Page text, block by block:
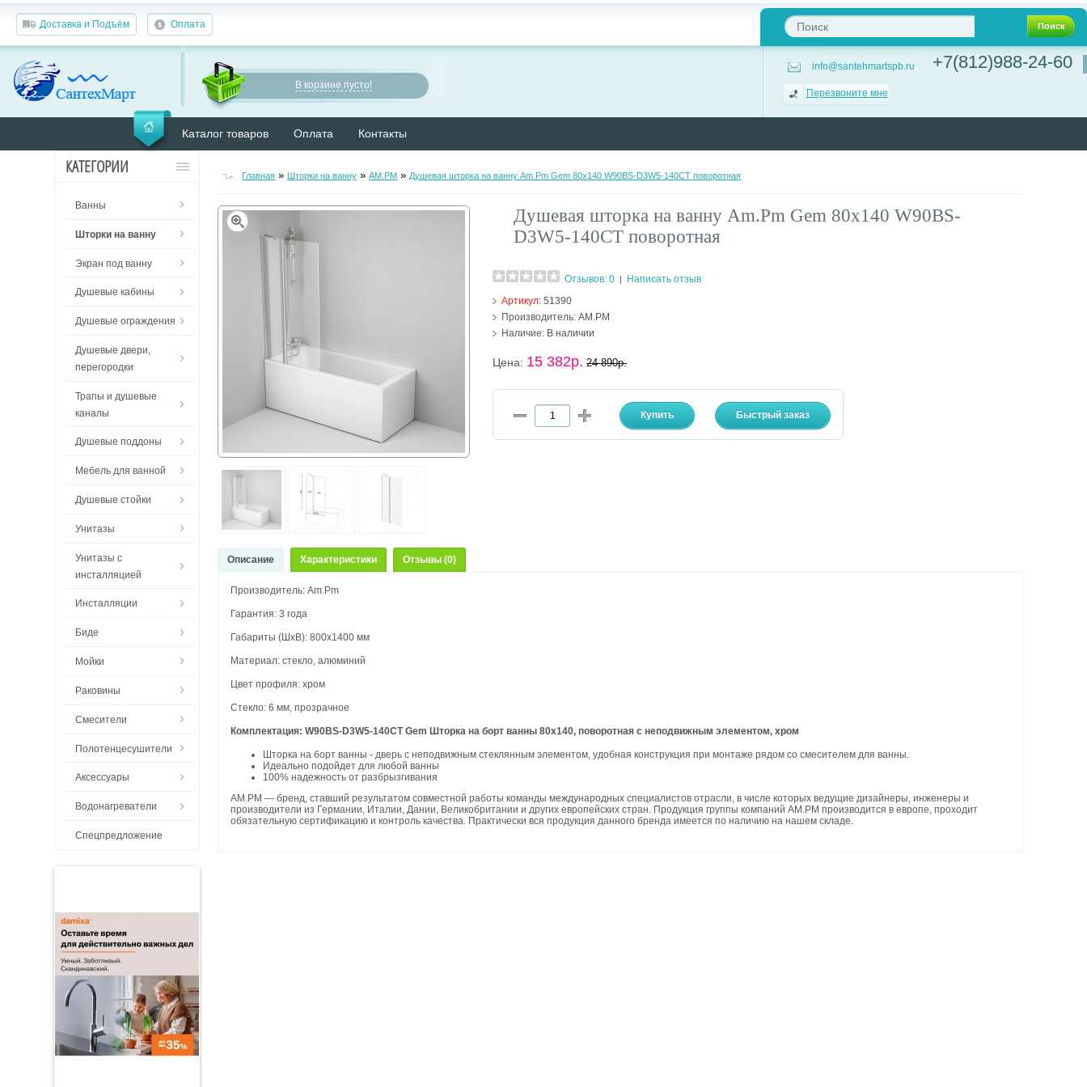
Доставка и Подъём Оплата Поиск
В корзине пусто!
info@santehmartspb.ru
Перезвоните мне
+7(812)988-24-60
Каталог товаров Оплата Контакты
КАТЕГОРИИ
Ванны
Шторки на ванну
Экран под ванну
Душевые кабины
Душевые ограждения
Душевые двери,
перегородки
Трапы и душевые
каналы
Душевые поддоны
Мебель для ванной
Душевые стойки
Унитазы
Унитазы с
инсталляцией
Инсталляции
Биде
Мойки
Раковины
Смесители
Полотенцесушители
Аксессуары
Водонагреватели
Спецпредложение
Главная » Шторки на ванну »AM.PM »Душевая шторка на ванну Am.Pm Gem 80х140 W90BS-D3W5-140CT поворотная
Душевая шторка на ванну Am.Pm Gem 80х140 W90BS-
D3W5-140CT поворотная
Отзывов: 0 |
Написать отзыв
Артикул:51390
Производитель: AM.PM
Наличие: В наличии
Цена: 15 382р. 24 890р.
Описание Характеристики Отзывы (0)
Производитель: Am.Pm
Гарантия: 3 года
Габариты (ШхВ): 800х1400 мм
Материал: стекло, алюминий
Цвет профиля: хром
Стекло: 6 мм, прозрачное
Комплектация: W90BS-D3W5-140CT Gem Шторка на борт ванны 80х140, поворотная с неподвижным элементом, хром
Шторка на борт ванны - дверь с неподвижным стеклянным элементом, удобная конструкция при монтаже рядом со смесителем для ванны.
Идеально подойдет для любой ванны
100% надежность от разбрызгивания
AM.PM — бренд, ставший результатом совместной работы команды международных специалистов отрасли, в числе которых ведущие дизайнеры, инженеры и
производители из Германии, Италии, Дании, Великобритании и других европейских стран. Продукция группы компаний AM.PM производится в европе, проходит
обязательную сертификацию и контроль качества. Практически вся продукция данного бренда имеется по наличию на нашем складе.